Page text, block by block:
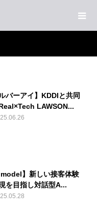
ルバーアイ】KDDIと共同
LAWSON...
model】新しい接客体験
を目指し対話型A...